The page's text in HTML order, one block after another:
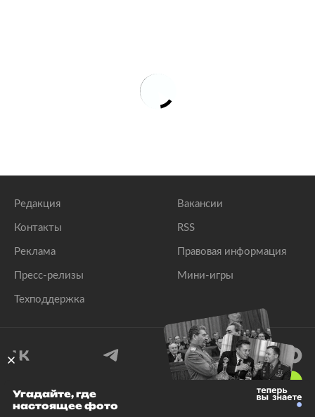
Редакция
Контакты
Реклама
Пресс-релизы
Техподдержка
Вакансии
RSS
Правовая информация
Мини-игры
© 1999–2026 Все права защищены.
Угадайте, где
настоящее фото